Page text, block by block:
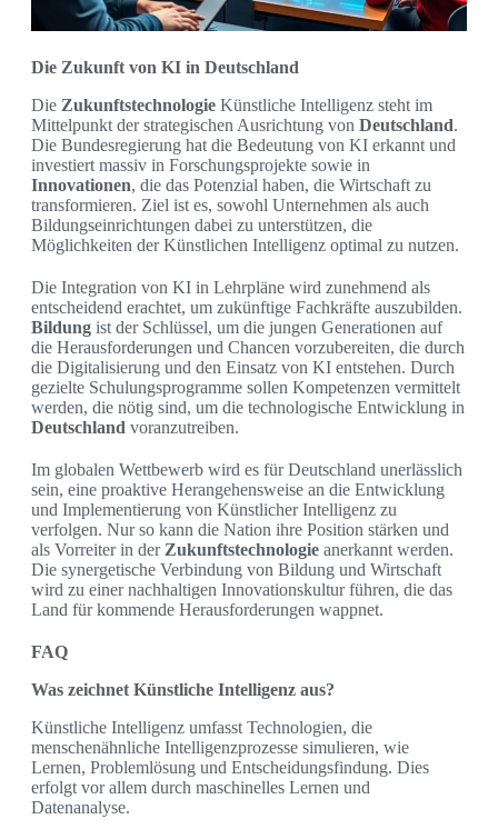
Die Zukunft von KI in Deutschland
Die Zukunftstechnologie Künstliche Intelligenz steht im
Mittelpunkt der strategischen Ausrichtung von Deutschland.
Die Bundesregierung hat die Bedeutung von KI erkannt und
investiert massiv in Forschungsprojekte sowie in
Innovationen, die das Potenzial haben, die Wirtschaft zu
transformieren. Ziel ist es, sowohl Unternehmen als auch
Bildungseinrichtungen dabei zu unterstützen, die
Möglichkeiten der Künstlichen Intelligenz optimal zu nutzen.
Die Integration von KI in Lehrpläne wird zunehmend als
entscheidend erachtet, um zukünftige Fachkräfte auszubilden.
Bildung ist der Schlüssel, um die jungen Generationen auf
die Herausforderungen und Chancen vorzubereiten, die durch
die Digitalisierung und den Einsatz von KI entstehen. Durch
gezielte Schulungsprogramme sollen Kompetenzen vermittelt
werden, die nötig sind, um die technologische Entwicklung in
Deutschland voranzutreiben.
Im globalen Wettbewerb wird es für Deutschland unerlässlich
sein, eine proaktive Herangehensweise an die Entwicklung
und Implementierung von Künstlicher Intelligenz zu
verfolgen. Nur so kann die Nation ihre Position stärken und
als Vorreiter in der Zukunftstechnologie anerkannt werden.
Die synergetische Verbindung von Bildung und Wirtschaft
wird zu einer nachhaltigen Innovationskultur führen, die das
Land für kommende Herausforderungen wappnet.
FAQ
Was zeichnet Künstliche Intelligenz aus?
Künstliche Intelligenz umfasst Technologien, die
menschenähnliche Intelligenzprozesse simulieren, wie
Lernen, Problemlösung und Entscheidungsfindung. Dies
erfolgt vor allem durch maschinelles Lernen und
Datenanalyse.